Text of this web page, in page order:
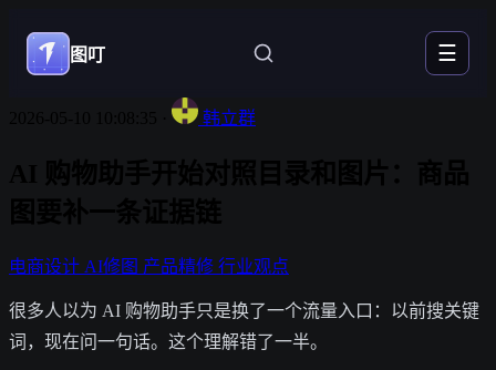
图叮 ☰
韩立群
电商设计 AI修图 产品精修 行业观点
很多人以为 AI 购物助手只是换了一个流量入口：以前搜关键
词，现在问一句话。这个理解错了一半。